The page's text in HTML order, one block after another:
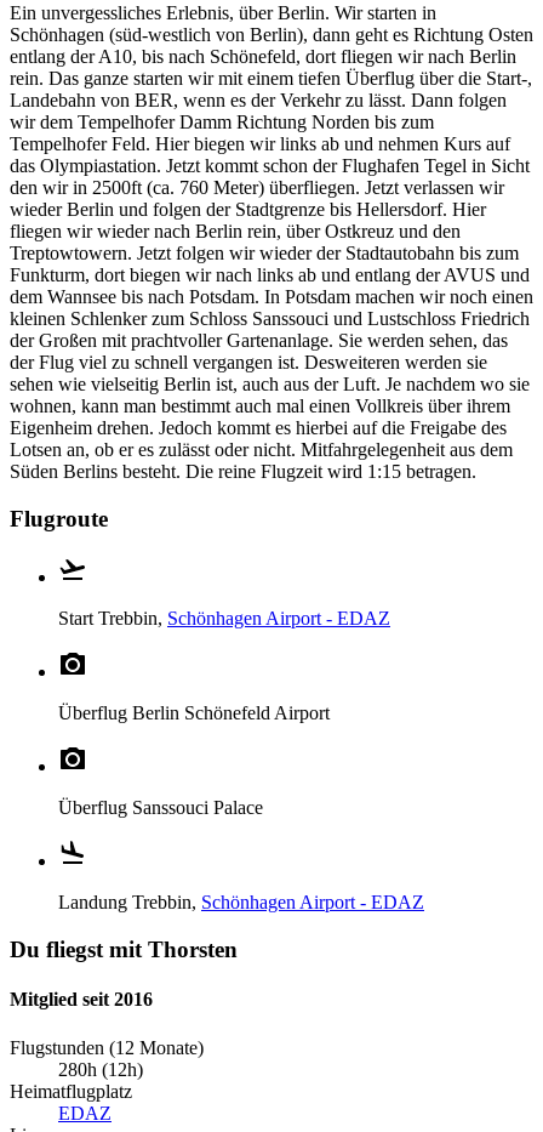
Ein unvergessliches Erlebnis, über Berlin. Wir starten in
Schönhagen (süd-westlich von Berlin), dann geht es Richtung Osten
entlang der A10, bis nach Schönefeld, dort fliegen wir nach Berlin
rein. Das ganze starten wir mit einem tiefen Überflug über die Start-,
Landebahn von BER, wenn es der Verkehr zu lässt. Dann folgen
wir dem Tempelhofer Damm Richtung Norden bis zum
Tempelhofer Feld. Hier biegen wir links ab und nehmen Kurs auf
das Olympiastation. Jetzt kommt schon der Flughafen Tegel in Sicht
den wir in 2500ft (ca. 760 Meter) überfliegen. Jetzt verlassen wir
wieder Berlin und folgen der Stadtgrenze bis Hellersdorf. Hier
fliegen wir wieder nach Berlin rein, über Ostkreuz und den
Treptowtowern. Jetzt folgen wir wieder der Stadtautobahn bis zum
Funkturm, dort biegen wir nach links ab und entlang der AVUS und
dem Wannsee bis nach Potsdam. In Potsdam machen wir noch einen
kleinen Schlenker zum Schloss Sanssouci und Lustschloss Friedrich
der Großen mit prachtvoller Gartenanlage. Sie werden sehen, das
der Flug viel zu schnell vergangen ist. Desweiteren werden sie
sehen wie vielseitig Berlin ist, auch aus der Luft. Je nachdem wo sie
wohnen, kann man bestimmt auch mal einen Vollkreis über ihrem
Eigenheim drehen. Jedoch kommt es hierbei auf die Freigabe des
Lotsen an, ob er es zulässt oder nicht. Mitfahrgelegenheit aus dem
Süden Berlins besteht. Die reine Flugzeit wird 1:15 betragen.
Flugroute
Start Trebbin, Schönhagen Airport - EDAZ
Überflug Berlin Schönefeld Airport
Überflug Sanssouci Palace
Landung Trebbin, Schönhagen Airport - EDAZ
Du fliegst mit Thorsten
Mitglied seit 2016
Flugstunden (12 Monate)
280h (12h)
Heimatflugplatz
EDAZ